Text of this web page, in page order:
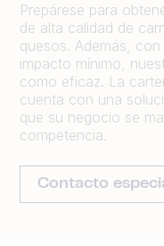
Prepárese para
de alta calidad de
quesos. Además,
impacto mínimo,
como eficaz. La
cuenta con una
que su negocio se
competencia.
Contacto